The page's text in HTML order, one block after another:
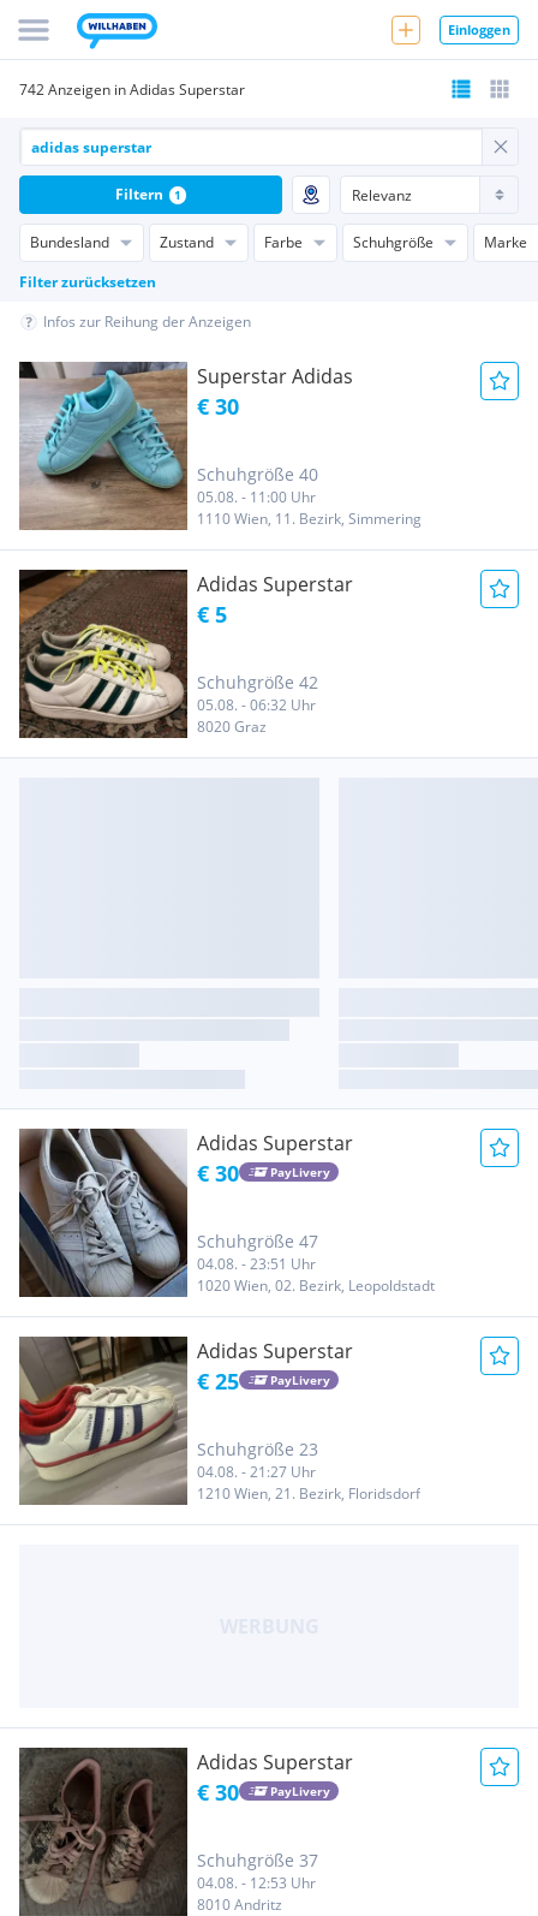
Einloggen
742 Anzeigen in Adidas Superstar
Bundesland Zustand Farbe Schuhgröße
Marke
Filter zurücksetzen
Filtern 1
Infos zur Reihung der Anzeigen
Superstar Adidas
€ 30
Schuhgröße 40
05.08. - 11:00 Uhr
1110 Wien, 11. Bezirk, Simmering
Adidas Superstar
€ 5
Schuhgröße 42
05.08. - 06:32 Uhr
8020 Graz
Adidas Superstar
€ 30 PayLivery
Schuhgröße 47
04.08. - 23:51 Uhr
1020 Wien, 02. Bezirk, Leopoldstadt
Adidas Superstar
€ 25 PayLivery
Schuhgröße 23
04.08. - 21:27 Uhr
1210 Wien, 21. Bezirk, Floridsdorf
Adidas Superstar
€ 30 PayLivery
Schuhgröße 37
04.08. - 12:53 Uhr
8010 Andritz